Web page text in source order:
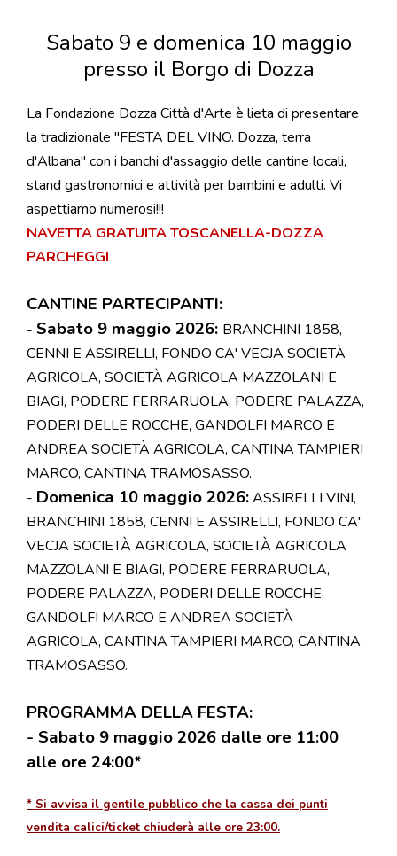
Sabato 9 e domenica 10 maggio
presso il Borgo di Dozza
La Fondazione Dozza Città d'Arte è lieta di presentare
la tradizionale "FESTA DEL VINO. Dozza, terra
d'Albana" con i banchi d'assaggio delle cantine locali,
stand gastronomici e attività per bambini e adulti. Vi
aspettiamo numerosi!!!
NAVETTA GRATUITA TOSCANELLA-DOZZA
PARCHEGGI
CANTINE PARTECIPANTI:
- Sabato 9 maggio 2026: BRANCHINI 1858,
CENNI E ASSIRELLI, FONDO CA' VECJA SOCIETÀ
AGRICOLA, SOCIETÀ AGRICOLA MAZZOLANI E
BIAGI, PODERE FERRARUOLA, PODERE PALAZZA,
PODERI DELLE ROCCHE, GANDOLFI MARCO E
ANDREA SOCIETÀ AGRICOLA, CANTINA TAMPIERI
MARCO, CANTINA TRAMOSASSO.
- Domenica 10 maggio 2026:ASSIRELLI VINI,
BRANCHINI 1858, CENNI E ASSIRELLI, FONDO CA'
VECJA SOCIETÀ AGRICOLA, SOCIETÀ AGRICOLA
MAZZOLANI E BIAGI, PODERE FERRARUOLA,
PODERE PALAZZA, PODERI DELLE ROCCHE,
GANDOLFI MARCO E ANDREA SOCIETÀ
AGRICOLA, CANTINA TAMPIERI MARCO, CANTINA
TRAMOSASSO.
PROGRAMMA DELLA FESTA:
- Sabato 9 maggio 2026 dalle ore 11:00
alle ore 24:00*
* Si avvisa il gentile pubblico che la cassa dei punti
vendita calici/ticket chiuderà alle ore 23:00.